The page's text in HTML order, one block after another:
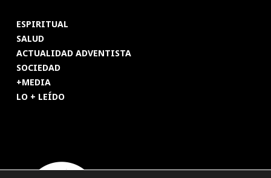
ESPIRITUAL
SALUD
ACTUALIDAD ADVENTISTA
SOCIEDAD
+MEDIA
LO + LEÍDO